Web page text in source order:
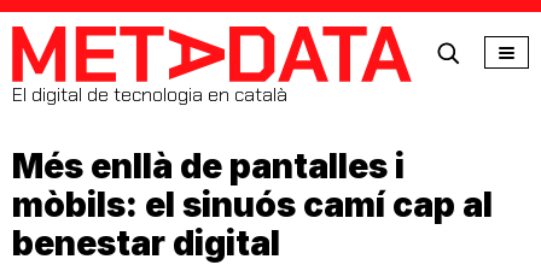
MetaData
El digital de tecnologia en català
Més enllà de pantalles i
mòbils: el sinuós camí cap al
benestar digital